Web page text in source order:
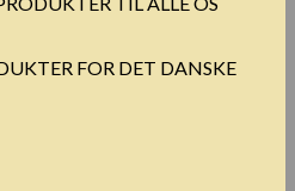
FOR DET DANSKE